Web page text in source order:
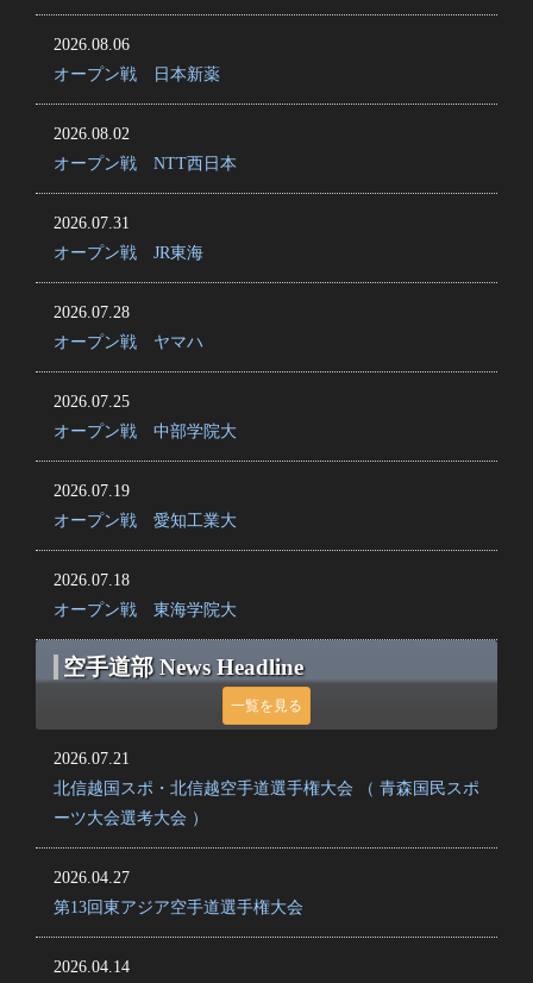
2026.08.06
オープン戦 日本新薬
2026.08.02
オープン戦 NTT西日本
2026.07.31
オープン戦 JR東海
2026.07.28
オープン戦 ヤマハ
2026.07.25
オープン戦 中部学院大
2026.07.19
オープン戦 愛知工業大
2026.07.18
オープン戦 東海学院大
空手道部 News Headline
一覧を見る
2026.07.21
北信越国スポ・北信越空手道選手権大会 （ 青森国民スポ
ーツ大会選考大会 ）
2026.04.27
第13回東アジア空手道選手権大会
2026.04.14